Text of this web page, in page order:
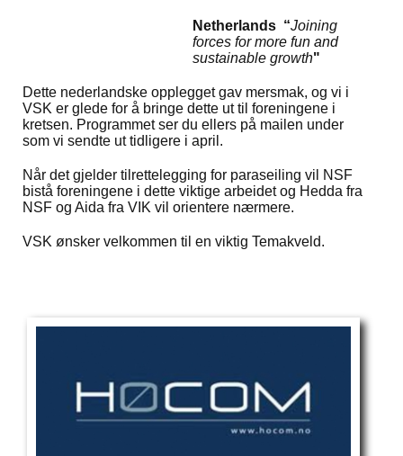
Netherlands “Joining
forces for more fun and
sustainable growth"
Dette nederlandske opplegget gav mersmak, og vi i
VSK er glede for å bringe dette ut til foreningene i
kretsen. Programmet ser du ellers på mailen under
som vi sendte ut tidligere i april.
Når det gjelder tilrettelegging for paraseiling vil NSF
bistå foreningene i dette viktige arbeidet og Hedda fra
NSF og Aida fra VIK vil orientere nærmere.
VSK ønsker velkommen til en viktig Temakveld.